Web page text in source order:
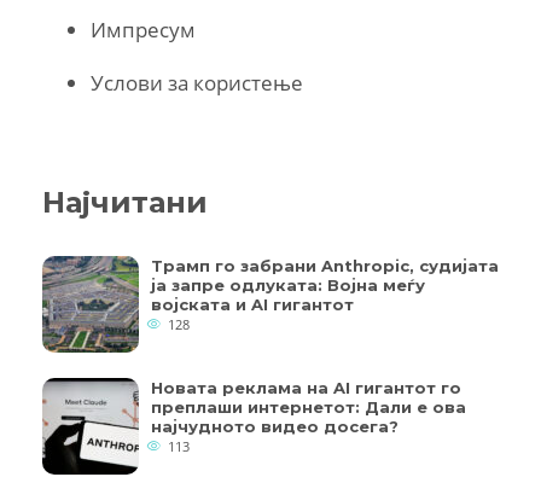
Импресум
Услови за користење
Најчитани
Трамп го забрани Anthropic, судијата
ја запре одлуката: Војна меѓу
војската и AI гигантот
128
Новата реклама на AI гигантот го
преплаши интернетот: Дали е ова
најчудното видео досега?
113